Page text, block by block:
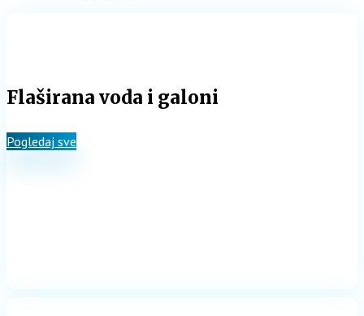
Flaširana voda i galoni
Pogledaj sve